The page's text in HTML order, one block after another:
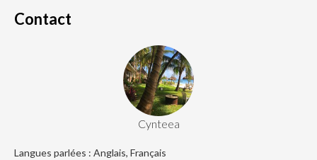
Contact
Cynteea
Langues parlées : Anglais, Français